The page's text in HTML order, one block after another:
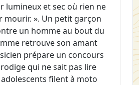
lumineux et sec où rien ne
mourir. ». Un petit garçon
un homme au bout du
retrouve son amant
prépare un concours
qui ne sait pas lire
filent à moto